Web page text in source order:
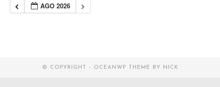
AGO 2026
© COPYRIGHT - OCEANWP THEME BY NICK